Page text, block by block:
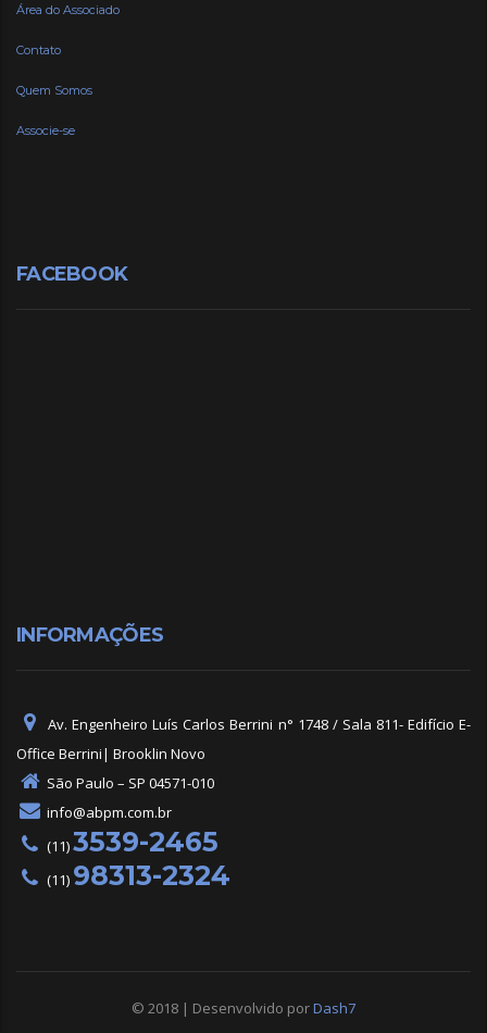
Área do Associado
Contato
Quem Somos
Associe-se
FACEBOOK
INFORMAÇÕES
Av. Engenheiro Luís Carlos Berrini n° 1748 / Sala 811- Edifício E-
Office Berrini| Brooklin Novo
São Paulo – SP 04571-010
info@abpm.com.br
(11)3539-2465
(11) 98313-2324
© 2018 | Desenvolvido porDash7